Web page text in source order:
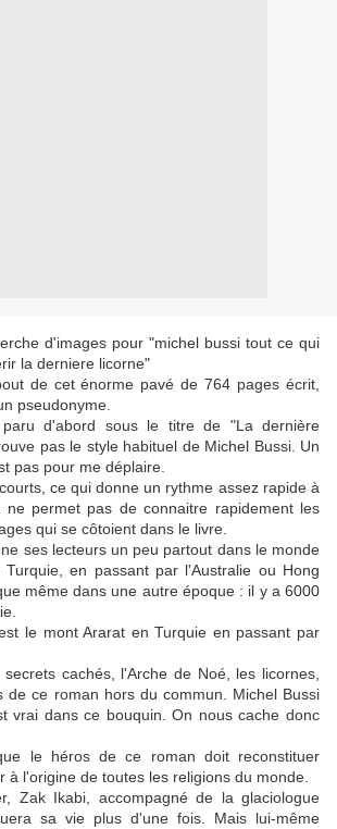
de cet énorme pavé de 764 pages écrit,
pseudonyme.
d'abord sous le titre de "La dernière
pas le style habituel de Michel Bussi. Un
pas pour me déplaire.
ce qui donne un rythme assez rapide à
ne permet pas de connaitre rapidement les
qui se côtoient dans le livre.
ses lecteurs un peu partout dans le monde
en passant par l'Australie ou Hong
même dans une autre époque : il y a 6000
le mont Ararat en Turquie en passant par
cachés, l'Arche de Noé, les licornes,
de ce roman hors du commun. Michel Bussi
vrai dans ce bouquin. On nous cache donc
le héros de ce roman doit reconstituer
à l'origine de toutes les religions du monde.
Zak Ikabi, accompagné de la glaciologue
sa vie plus d'une fois. Mais lui-même